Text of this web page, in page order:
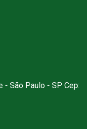
- São Paulo - SP Cep: